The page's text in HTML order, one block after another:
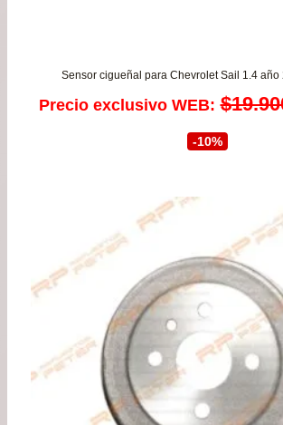
Sensor cigueñal para Chevrolet Sail 1.4 año
Precio exclusivo WEB: $
-10%